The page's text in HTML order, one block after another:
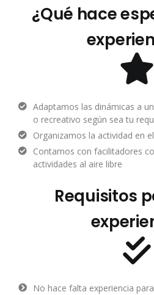
¿Qué hace
Adaptamos las dinámicas a
o recreativo según sea tu
Organizamos la actividad en
Contamos con facilitadores
actividades al aire libre
Requisitos
No hace falta experiencia